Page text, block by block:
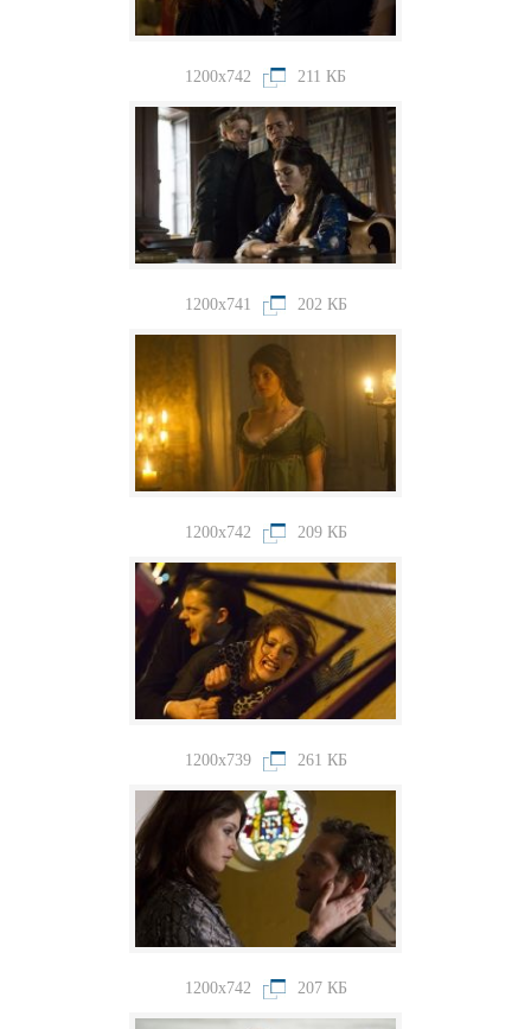
1200x742 211 КБ
1200x741 202 КБ
1200x742 209 КБ
1200x739 261 КБ
1200x742 207 КБ